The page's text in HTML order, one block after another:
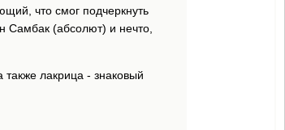
что смог подчеркнуть
Самбак (абсолют) и нечто,
лакрица - знаковый